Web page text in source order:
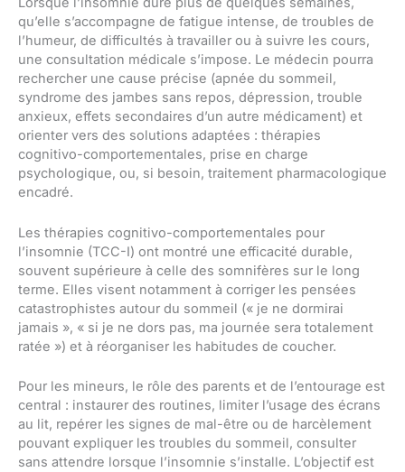
qu’elle s’accompagne de fatigue intense, de troubles de
l’humeur, de difficultés à travailler ou à suivre les cours,
une consultation médicale s’impose. Le médecin pourra
rechercher une cause précise (apnée du sommeil,
syndrome des jambes sans repos, dépression, trouble
anxieux, effets secondaires d’un autre médicament) et
orienter vers des solutions adaptées : thérapies
cognitivo-comportementales, prise en charge
psychologique, ou, si besoin, traitement pharmacologique
encadré.
Les thérapies cognitivo-comportementales pour
l’insomnie (TCC-I) ont montré une efficacité durable,
souvent supérieure à celle des somnifères sur le long
terme. Elles visent notamment à corriger les pensées
catastrophistes autour du sommeil (« je ne dormirai
jamais », « si je ne dors pas, ma journée sera totalement
ratée ») et à réorganiser les habitudes de coucher.
Pour les mineurs, le rôle des parents et de l’entourage est
central : instaurer des routines, limiter l’usage des écrans
au lit, repérer les signes de mal-être ou de harcèlement
pouvant expliquer les troubles du sommeil, consulter
sans attendre lorsque l’insomnie s’installe. L’objectif est